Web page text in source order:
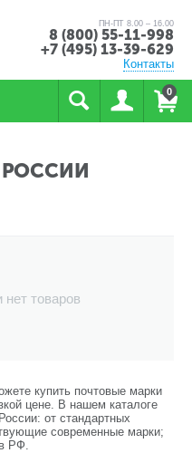
ПН-ПТ 8.00 – 16.00
8 (800) 55-11-998
+7 (495) 13-39-629
Контакты
0
нет товаров
купить почтовые марки
цене. В нашем каталоге
от стандартных
современные марки;
РФ.